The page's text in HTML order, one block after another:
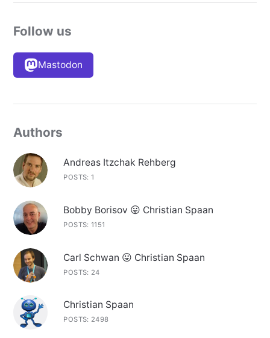
Follow us
Mastodon
Authors
Andreas Itzchak Rehberg
POSTS: 1
Bobby Borisov 😛 Christian Spaan
POSTS: 1151
Carl Schwan 😛 Christian Spaan
POSTS: 24
Christian Spaan
POSTS: 2498